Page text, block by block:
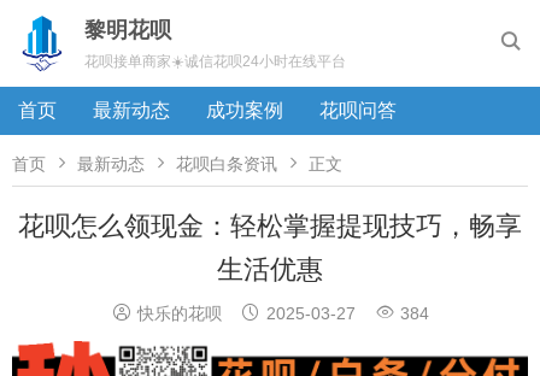

黎明花呗
花呗接单商家☀️诚信花呗24小时在线平台
首页 最新动态 成功案例 花呗问答
首页  最新动态  花呗白条资讯  正文
花呗怎么领现金：轻松掌握提现技巧，畅享
生活优惠
 快乐的花呗  2025-03-27  384